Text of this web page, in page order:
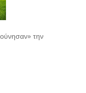
την